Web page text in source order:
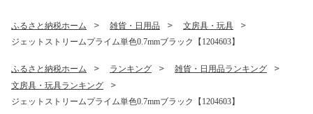
ふるさと納税ホーム 雑貨・日用品
文房具・玩具
ジェットストリームプライム単色0.7mmブラック【1204603】
ふるさと納税ホーム ランキング
雑貨・日用品ランキング
文房具・玩具ランキング
ジェットストリームプライム単色0.7mmブラック【1204603】